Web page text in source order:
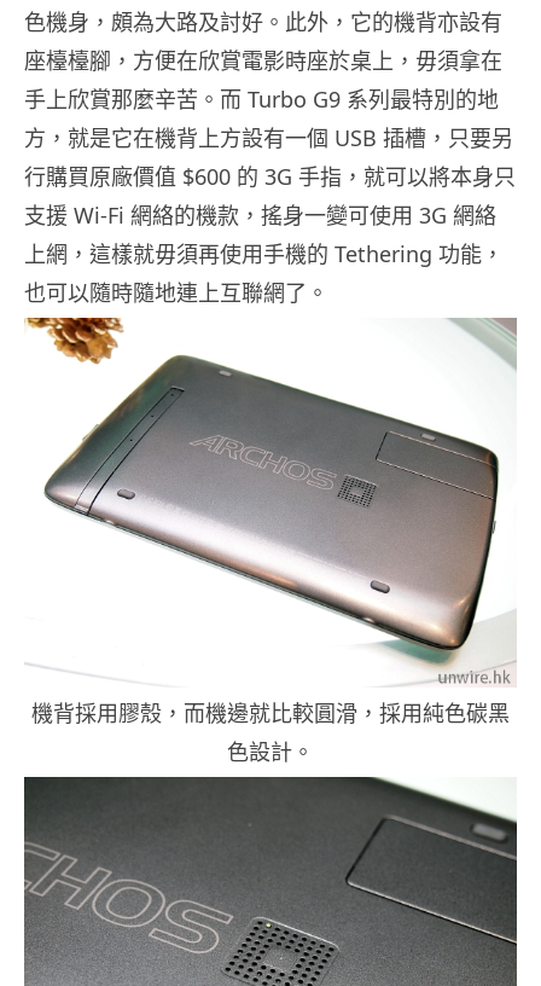
色機身，頗為大路及討好。此外，它的機背亦設有
座檯檯腳，方便在欣賞電影時座於桌上，毋須拿在
手上欣賞那麼辛苦。而 Turbo G9 系列最特別的地
方，就是它在機背上方設有一個 USB 插槽，只要另
行購買原廠價值 $600 的 3G 手指，就可以將本身只
支援 Wi-Fi 網絡的機款，搖身一變可使用 3G 網絡
上網，這樣就毋須再使用手機的 Tethering 功能，
也可以隨時隨地連上互聯網了。
機背採用膠殼，而機邊就比較圓滑，採用純色碳黑
色設計。